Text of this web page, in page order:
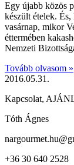
Egy újabb közös
készült ételek.
vasárnap, mikor
éttermében
Nemzeti
Tovább olvasom »
2016.05.31.
Kapcsolat,
Tóth Ágnes
+36 30 640 2528